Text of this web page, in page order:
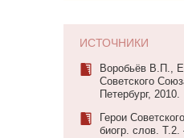
ИСТОЧНИКИ
Воробьёв В.П.,
Советского
Петербург, 2010.
Герои
биогр. слов.